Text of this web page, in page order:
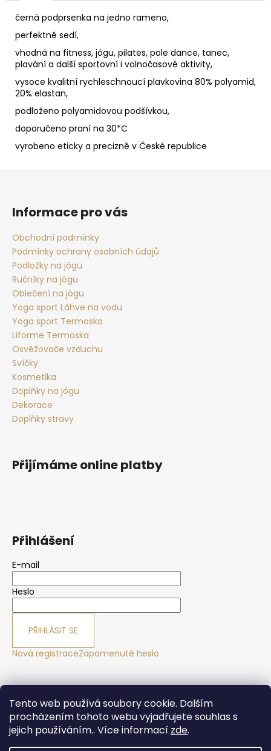
Tento web používá soubory cookie. Dalším
procházením tohoto webu vyjadřujete souhlas s
jejich používáním.. Více informací zde.
černá podprsenka na jedno rameno,
perfektně sedí,
vhodná na fitness, jógu, pilates, pole dance, tanec,
plavání a další sportovní i volnočasové aktivity,
vysoce kvalitní rychleschnoucí plavkovina 80% polyamid,
20% elastan,
podloženo polyamidovou podšívkou,
doporučeno praní na 30*C
vyrobeno eticky a precizně v České republice
Z
Informace pro vás
Obchodní podmínky
Podmínky ochrany osobních údajů
Podložky na jógu
Ručníky na jógu
Oblečení na jógu
Yoga sport Láhve na vodu
Yoga sport Termoska
Liforme Termoska
Osvěžovače vzduchu
Svíčky
Kosmetika
Doplňky na jógu
Dekorace
Doplňky stravy
Přijímáme online platby
Přihlášení
E-mail
Heslo
PŘIHLÁSIT SE
Nová registraceZapomenuté heslo
Yoga sport Frýdek - Místek Yogové studio Maralák
Hotel Maralák